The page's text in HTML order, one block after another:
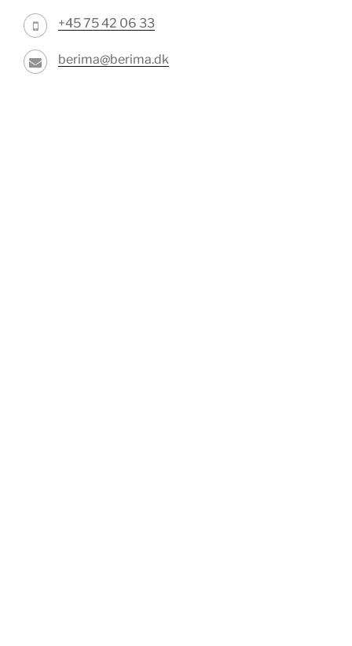
+45 75 42 06 33
berima@berima.dk